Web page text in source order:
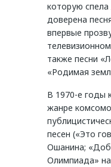
которую
доверена
впервые
также песни
«Родимая
В 1970-е годы
жанре
песен («Это
Ошанина;
Олимпиада»